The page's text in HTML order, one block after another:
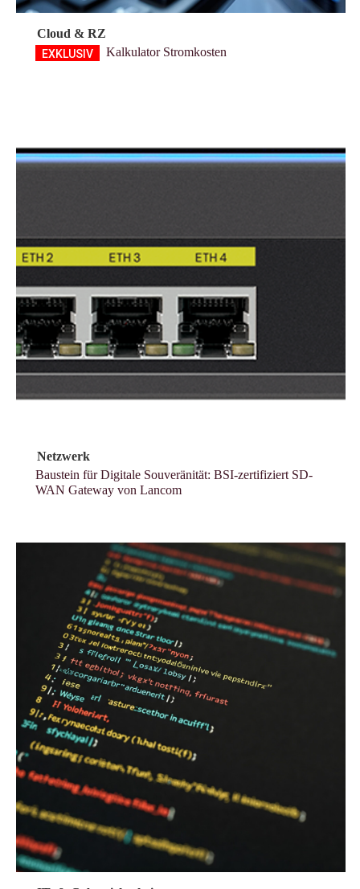
Cloud & RZ
Kalkulator Stromkosten
Netzwerk
Baustein für Digitale Souveränität: BSI-zertifiziert SD-
WAN Gateway von Lancom